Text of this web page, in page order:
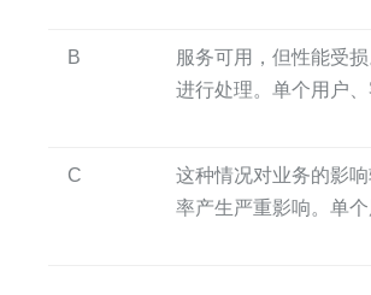
B
服务可用，但性能受
进行处理。单个用户
C
这种情况对业务的影
率产生严重影响。单